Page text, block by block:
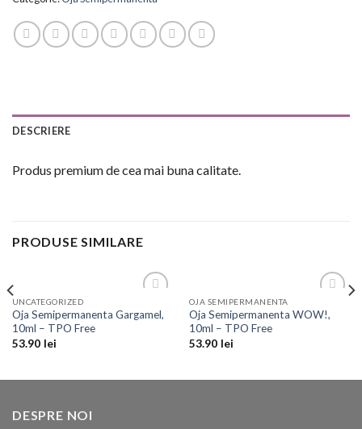
DESCRIERE
Produs premium de cea mai buna calitate.
PRODUSE SIMILARE
Wishlist
UNCATEGORIZED
Oja Semipermanenta Gargamel,
10ml – TPO Free
53.90 lei
Wishlist
OJA SEMIPERMANENTA
Oja Semipermanenta WOW!,
10ml – TPO Free
53.90 lei
DESPRE NOI